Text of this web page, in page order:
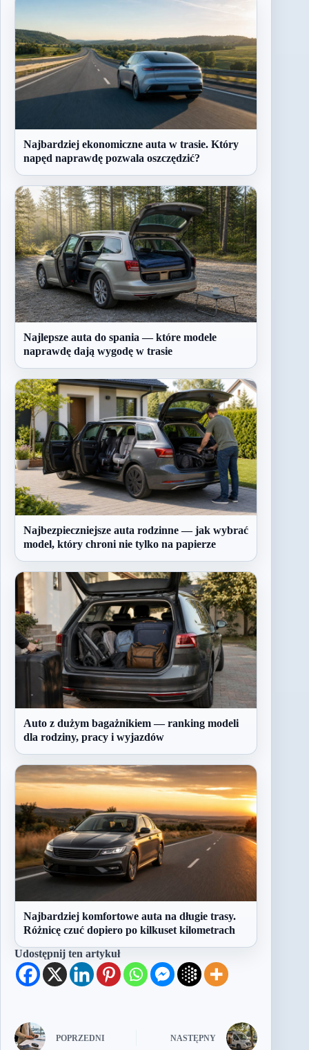
Najbardziej ekonomiczne auta w trasie. Który
napęd naprawdę pozwala oszczędzić?
Najlepsze auta do spania — które modele
naprawdę dają wygodę w trasie
Najbezpieczniejsze auta rodzinne — jak wybrać
model, który chroni nie tylko na papierze
Auto z dużym bagażnikiem — ranking modeli
dla rodziny, pracy i wyjazdów
Najbardziej komfortowe auta na długie trasy.
Różnicę czuć dopiero po kilkuset kilometrach
Udostępnij ten artykuł
POPRZEDNI NASTĘPNY